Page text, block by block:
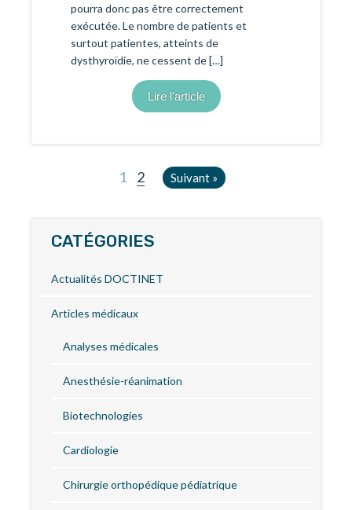
pourra donc pas être correctement
exécutée. Le nombre de patients et
surtout patientes, atteints de
dysthyroïdie, ne cessent de […]
Lire l'article
1 2 Suivant »
CATÉGORIES
Actualités DOCTINET
Articles médicaux
Analyses médicales
Anesthésie-réanimation
Biotechnologies
Cardiologie
Chirurgie orthopédique pédiatrique